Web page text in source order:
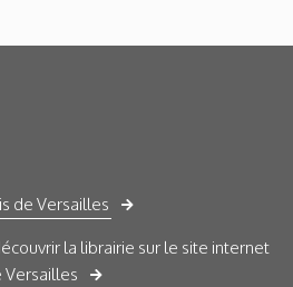
de Versailles
la librairie sur le site internet
Versailles